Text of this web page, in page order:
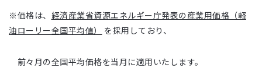
※価格は、 経済産業省資源エネルギー庁発表の産業用価格（軽
油ローリー全国平均値）
を採用しており、
前々月の全国平均価格を当月に適用いたします。